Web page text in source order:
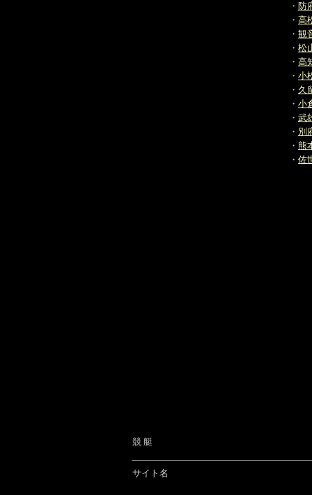
・ 防
・ 高
・ 観
・ 松
・ 高
・ 小
・ 久
・ 小
・ 武
・ 別
・ 熊
・ 佐
競 艇
サイト名